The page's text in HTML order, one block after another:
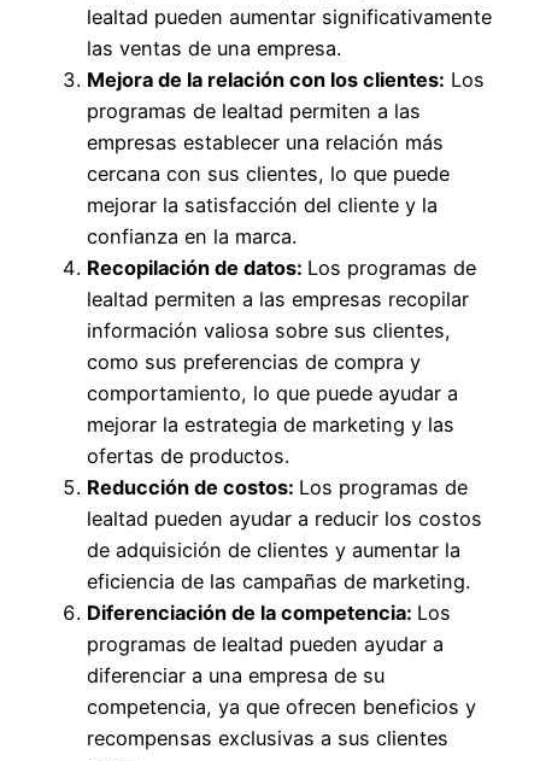
lealtad pueden aumentar significativamente
las ventas de una empresa.
Mejora de la relación con los clientes: Los
programas de lealtad permiten a las
empresas establecer una relación más
cercana con sus clientes, lo que puede
mejorar la satisfacción del cliente y la
confianza en la marca.
Recopilación de datos: Los programas de
lealtad permiten a las empresas recopilar
información valiosa sobre sus clientes,
como sus preferencias de compra y
comportamiento, lo que puede ayudar a
mejorar la estrategia de marketing y las
ofertas de productos.
Reducción de costos: Los programas de
lealtad pueden ayudar a reducir los costos
de adquisición de clientes y aumentar la
eficiencia de las campañas de marketing.
Diferenciación de la competencia: Los
programas de lealtad pueden ayudar a
diferenciar a una empresa de su
competencia, ya que ofrecen beneficios y
recompensas exclusivas a sus clientes